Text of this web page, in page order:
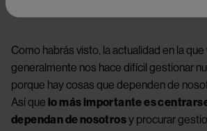
Try again
Como habrás visto, la actualidad en la que
generalmente nos hace difícil gestionar
porque hay cosas que dependen de
Así que lo más importante es
dependan de nosotros y procurar